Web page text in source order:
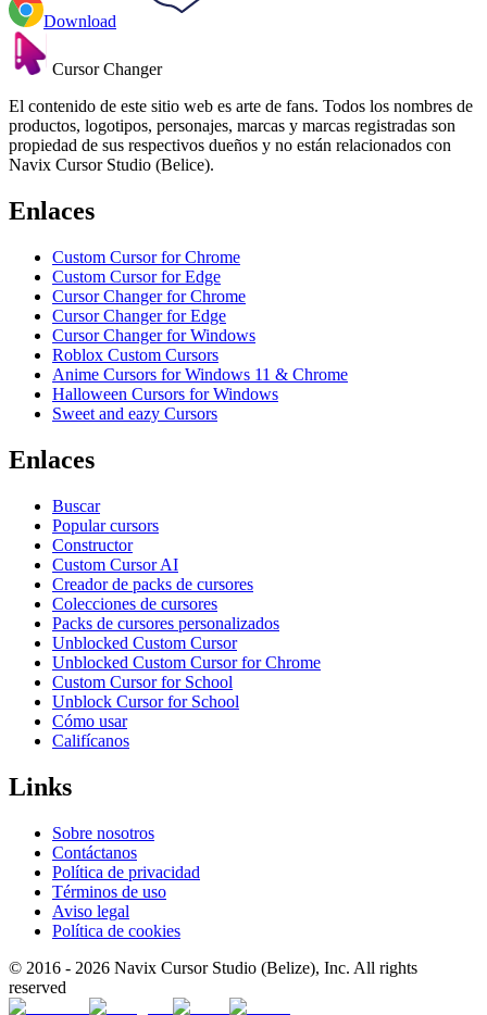
Download
Cursor Changer
El contenido de este sitio web es arte de fans. Todos los nombres de
productos, logotipos, personajes, marcas y marcas registradas son
propiedad de sus respectivos dueños y no están relacionados con
Navix Cursor Studio (Belice).
Enlaces
Custom Cursor for Chrome
Custom Cursor for Edge
Cursor Changer for Chrome
Cursor Changer for Edge
Cursor Changer for Windows
Roblox Custom Cursors
Anime Cursors for Windows 11 & Chrome
Halloween Cursors for Windows
Sweet and eazy Cursors
Enlaces
Buscar
Popular cursors
Constructor
Custom Cursor AI
Creador de packs de cursores
Colecciones de cursores
Packs de cursores personalizados
Unblocked Custom Cursor
Unblocked Custom Cursor for Chrome
Custom Cursor for School
Unblock Cursor for School
Cómo usar
Califícanos
Links
Sobre nosotros
Contáctanos
Política de privacidad
Términos de uso
Aviso legal
Política de cookies
© 2016 - 2026 Navix Cursor Studio (Belize), Inc. All rights
reserved